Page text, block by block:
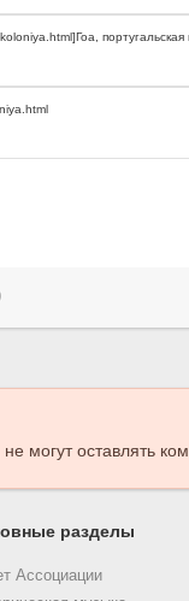
не могут оставлять
разделы
Ассоциации